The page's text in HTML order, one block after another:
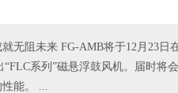
无阻未来 FG-AMB将于12月23
“FLC系列”磁悬浮鼓风机。届时将
能。 ...